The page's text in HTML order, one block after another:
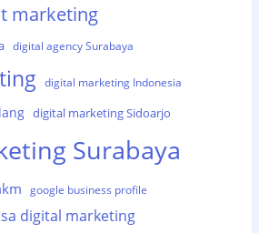
marketing
digital agency Surabaya
digital marketing Indonesia
digital marketing Sidoarjo
Surabaya
google business profile
digital marketing